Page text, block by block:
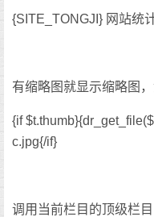
{SITE_TONGJI} 网站统
有缩略图就显示缩略图
{if
c.jpg{/if}
调用当前栏目的顶级栏目